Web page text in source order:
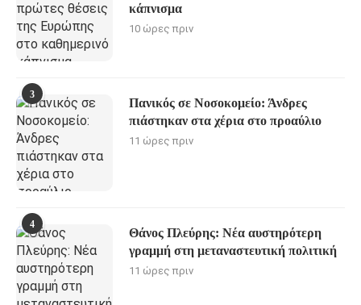
κάπνισμα
10 ώρες πριν
3
Πανικός σε Νοσοκομείο: Άνδρες
πιάστηκαν στα χέρια στο προαύλιο
11 ώρες πριν
4
Θάνος Πλεύρης: Νέα αυστηρότερη
γραμμή στη μεταναστευτική πολιτική
11 ώρες πριν